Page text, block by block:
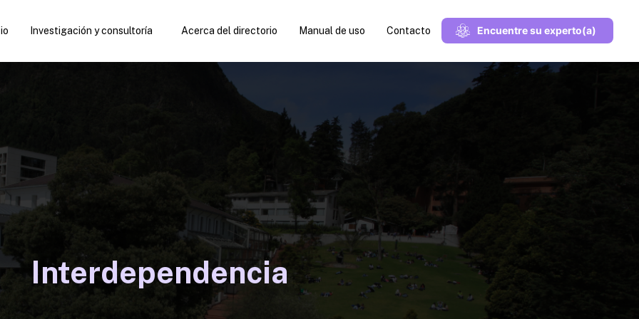
Investigación y consultoría Acerca del directorio Manual de uso Contacto Encuentre su experto(a)
Interdependencia